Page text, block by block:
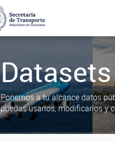
Datasets
Ponemos a tu alcance datos
puedas usarlos, modificarlos y